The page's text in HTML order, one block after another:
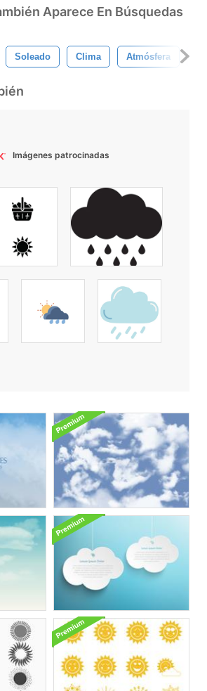
Aparece En Búsquedas
Soleado Clima Atmósfera
Imágenes patrocinadas